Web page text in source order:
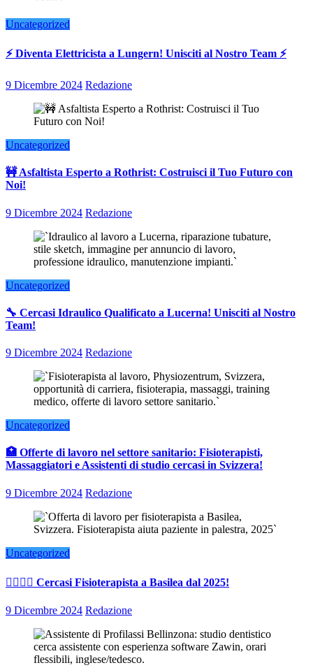
Uncategorized
⚡ Diventa Elettricista a Lungern! Unisciti al Nostro Team ⚡
9 Dicembre 2024 Redazione
Uncategorized
🚧 Asfaltista Esperto a Rothrist: Costruisci il Tuo Futuro con
Noi!
9 Dicembre 2024 Redazione
Uncategorized
🔧 Cercasi Idraulico Qualificato a Lucerna! Unisciti al Nostro
Team!
9 Dicembre 2024 Redazione
Uncategorized
🏥 Offerte di lavoro nel settore sanitario: Fisioterapisti,
Massaggiatori e Assistenti di studio cercasi in Svizzera!
9 Dicembre 2024 Redazione
Uncategorized
👨‍⚕️👩‍⚕️ Cercasi Fisioterapista a Basilea dal 2025!
9 Dicembre 2024 Redazione